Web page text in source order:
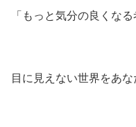
「もっと気分の良くな
目に見えない世界をあ